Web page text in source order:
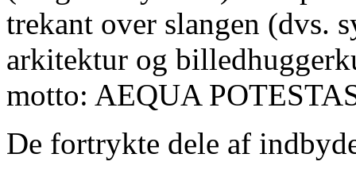
trekant over slangen (dvs.
arkitektur og
motto: AEQUA
De fortrykte dele af